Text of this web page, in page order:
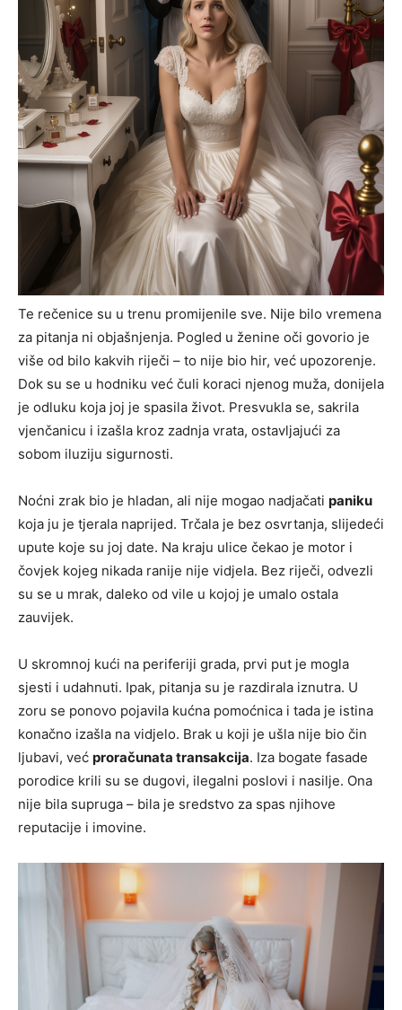
Te rečenice su u trenu promijenile sve. Nije bilo vremena
za pitanja ni objašnjenja. Pogled u ženine oči govorio je
više od bilo kakvih riječi – to nije bio hir, već upozorenje.
Dok su se u hodniku već čuli koraci njenog muža, donijela
je odluku koja joj je spasila život. Presvukla se, sakrila
vjenčanicu i izašla kroz zadnja vrata, ostavljajući za
sobom iluziju sigurnosti.
Noćni zrak bio je hladan, ali nije mogao nadjačati paniku
koja ju je tjerala naprijed. Trčala je bez osvrtanja, slijedeći
upute koje su joj date. Na kraju ulice čekao je motor i
čovjek kojeg nikada ranije nije vidjela. Bez riječi, odvezli
su se u mrak, daleko od vile u kojoj je umalo ostala
zauvijek.
U skromnoj kući na periferiji grada, prvi put je mogla
sjesti i udahnuti. Ipak, pitanja su je razdirala iznutra. U
zoru se ponovo pojavila kućna pomoćnica i tada je istina
konačno izašla na vidjelo. Brak u koji je ušla nije bio čin
ljubavi, već proračunata transakcija. Iza bogate fasade
porodice krili su se dugovi, ilegalni poslovi i nasilje. Ona
nije bila supruga – bila je sredstvo za spas njihove
reputacije i imovine.